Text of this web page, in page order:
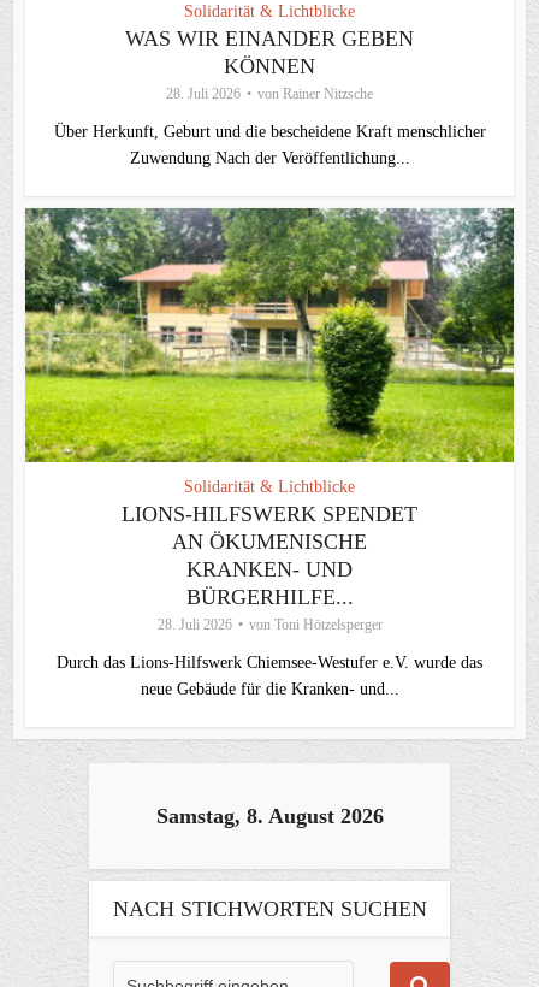
Solidarität & Lichtblicke
WAS WIR EINANDER GEBEN
KÖNNEN
28. Juli 2026 von Rainer Nitzsche
Über Herkunft, Geburt und die bescheidene Kraft menschlicher
Zuwendung Nach der Veröffentlichung...
Solidarität & Lichtblicke
LIONS-HILFSWERK SPENDET
AN ÖKUMENISCHE
KRANKEN- UND
BÜRGERHILFE...
28. Juli 2026 von Toni Hötzelsperger
Durch das Lions-Hilfswerk Chiemsee-Westufer e.V. wurde das
neue Gebäude für die Kranken- und...
Samstag, 8. August 2026
NACH STICHWORTEN SUCHEN